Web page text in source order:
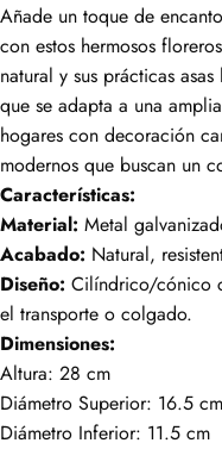
Añade un toque de
con estos hermosos
natural y sus prácticas
que se adapta a una
hogares con decoración
modernos que buscan un
Características:
Material: Metal
Acabado: Natural,
Diseño: Cilíndrico/cónico
el transporte o colgado.
Dimensiones:
Altura: 28 cm
Diámetro Superior: 16.5 cm
Diámetro Inferior: 11.5 cm